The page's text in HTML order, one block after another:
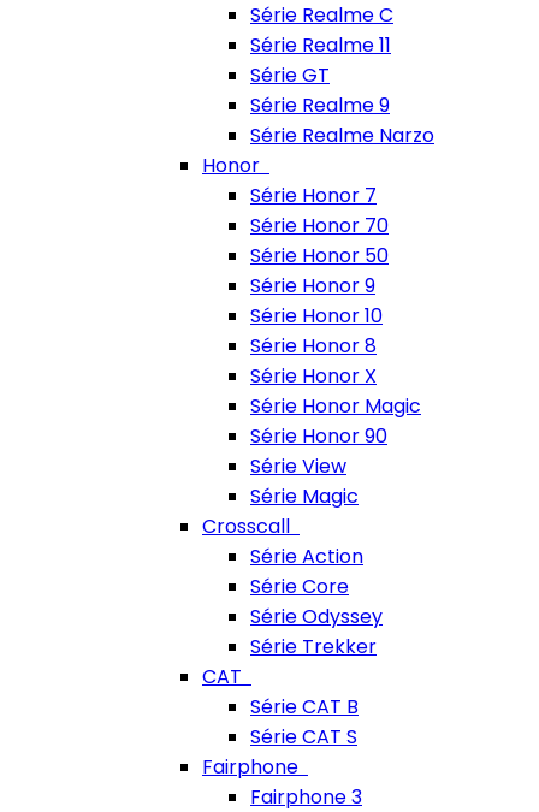
Série Realme C
Série Realme 11
Série GT
Série Realme 9
Série Realme Narzo
Honor
Série Honor 7
Série Honor 70
Série Honor 50
Série Honor 9
Série Honor 10
Série Honor 8
Série Honor X
Série Honor Magic
Série Honor 90
Série View
Série Magic
Crosscall
Série Action
Série Core
Série Odyssey
Série Trekker
CAT
Série CAT B
Série CAT S
Fairphone
Fairphone 3